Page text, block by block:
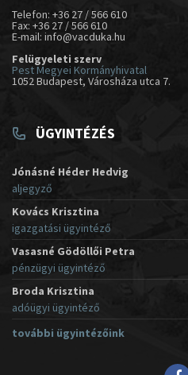
Telefon: +36 27 / 566 610
Fax: +36 27 / 566 610
E-mail: info@vacduka.hu
Felügyeleti szerv
Pest Megyei Kormányhivatal
1052 Budapest, Városháza utca 7.
ÜGYINTÉZÉS
Jónásné Héder Hedvig
aljegyző
Kovács Krisztina
igazgatási ügyintéző
Vasasné Gödöllői Petra
pénzügyi ügyintéző
Broda Krisztina
adóügyi ügyintéző
további ügyintézőink